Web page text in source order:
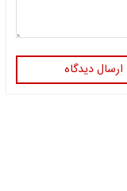
ارسال دیدگاه